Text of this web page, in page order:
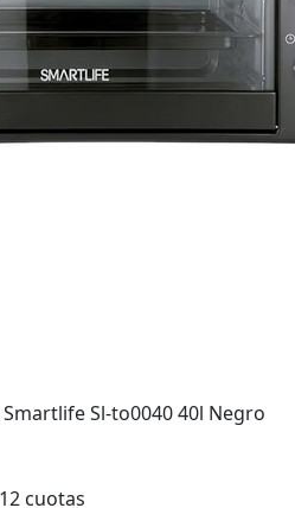
Sl-to0040 40l Negro
cuotas